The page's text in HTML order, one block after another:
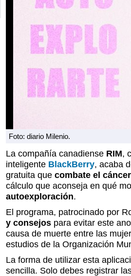
Foto: diario Milenio.
La compañía canadiense RIM,
inteligente BlackBerry, acaba
gratuita que combate el
cálculo que aconseja en qué
autoexploración.
El programa, patrocinado por
y consejos para evitar este
causa de muerte entre las
estudios de la Organización
La forma de utilizar esta
sencilla. Solo debes registrar